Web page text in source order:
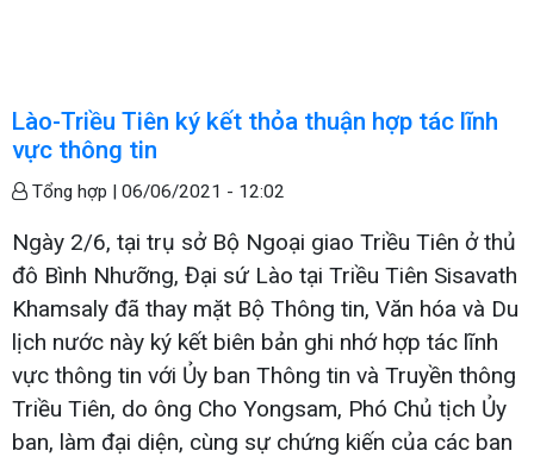
Lào-Triều Tiên ký kết thỏa thuận hợp tác lĩnh
vực thông tin
Tổng hợp | 06/06/2021 - 12:02
Ngày 2/6, tại trụ sở Bộ Ngoại giao Triều Tiên ở thủ
đô Bình Nhưỡng, Đại sứ Lào tại Triều Tiên Sisavath
Khamsaly đã thay mặt Bộ Thông tin, Văn hóa và Du
lịch nước này ký kết biên bản ghi nhớ hợp tác lĩnh
vực thông tin với Ủy ban Thông tin và Truyền thông
Triều Tiên, do ông Cho Yongsam, Phó Chủ tịch Ủy
ban, làm đại diện, cùng sự chứng kiến của các ban